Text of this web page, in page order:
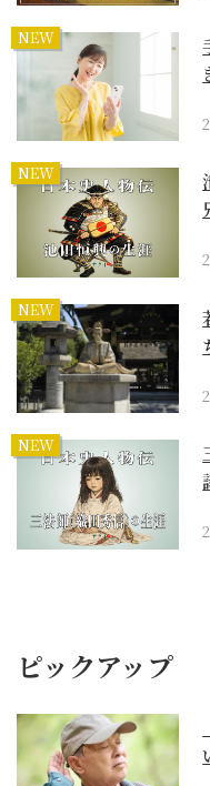
NEW
NEW
NEW
NEW
ピックアップ